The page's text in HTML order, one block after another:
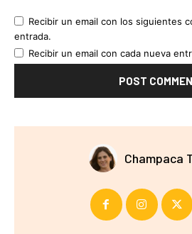
Recibir un email con los siguientes
entrada.
Recibir un email con cada nueva
Champaca